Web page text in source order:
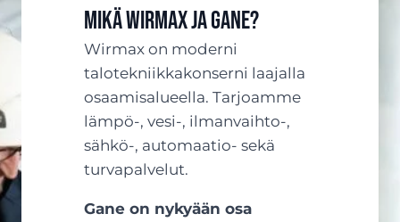
Mikä Wirmax ja Gane?
Wirmax on moderni
talotekniikkakonserni laajalla
osaamisalueella. Tarjoamme
lämpö-, vesi-, ilmanvaihto-,
sähkö-, automaatio- sekä
turvapalvelut.
Gane on nykyään osa